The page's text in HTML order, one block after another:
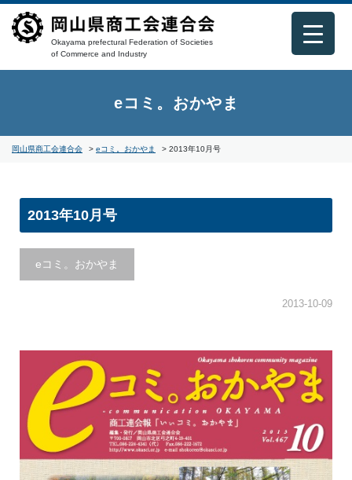
Okayama prefectural Federation of Societies
of Commerce and Industry
eコミ。おかやま
岡山県商工会連合会 > eコミ。おかやま > 2013年10月号
2013年10月号
eコミ。おかやま
2013-10-09